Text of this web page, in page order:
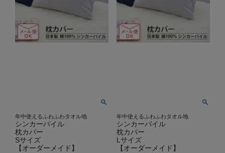
年中使えるふわふわタオル地
シンカーパイル
枕カバー
Sサイズ
【オーダーメイド】
年中使えるふわふわタオル地
シンカーパイル
枕カバー
Lサイズ
【オーダーメイド】